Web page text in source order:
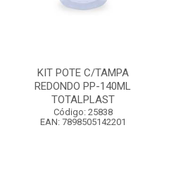
KIT POTE C/TAMPA
REDONDO PP-140ML
TOTALPLAST
Código: 25838
EAN: 7898505142201